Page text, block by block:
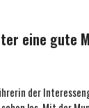
eine gute
der